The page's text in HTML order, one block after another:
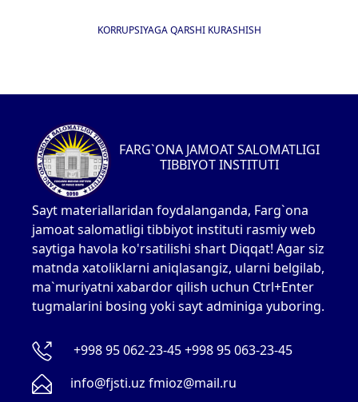
KORRUPSIYAGA QARSHI KURASHISH
FARG`ONA JAMOAT SALOMATLIGI
TIBBIYOT INSTITUTI
Sayt materiallaridan foydalanganda, Farg`ona
jamoat salomatligi tibbiyot instituti rasmiy web
saytiga havola ko'rsatilishi shart Diqqat! Agar siz
matnda xatoliklarni aniqlasangiz, ularni belgilab,
ma`muriyatni xabardor qilish uchun Ctrl+Enter
tugmalarini bosing yoki sayt adminiga yuboring.
+998 95 062-23-45 +998 95 063-23-45
info@fjsti.uz fmioz@mail.ru